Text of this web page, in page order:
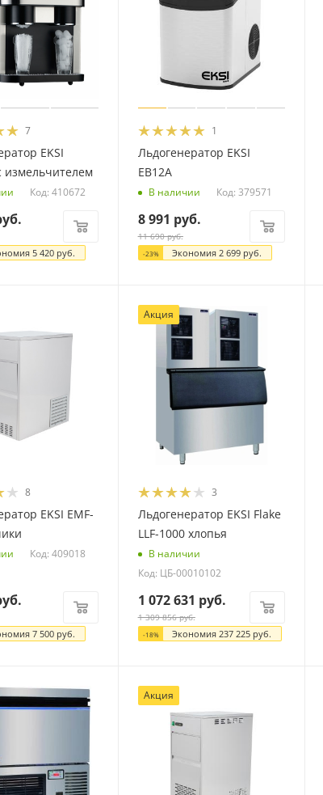
7
EKSI
измельчителем
Код: 410672
5 420 руб.
1
Льдогенератор EKSI
EB12A
В наличии Код: 379571
8 991 руб.
11 690руб.
-23% Экономия 2 699руб.
8
EKSI EMF-
Код: 409018
7 500 руб.
Акция
3
Льдогенератор EKSI Flake
LLF-1000 хлопья
В наличии
Код: ЦБ-00010102
1 072 631 руб.
1 309 856руб.
-18% Экономия 237 225руб.
Акция